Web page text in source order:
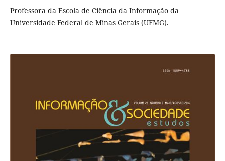
Professora da Escola de Ciência da Informação da
Universidade Federal de Minas Gerais (UFMG).